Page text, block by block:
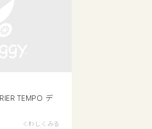
TEMPO デ
くわしくみる